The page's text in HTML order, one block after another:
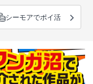
シーモアでポイ活